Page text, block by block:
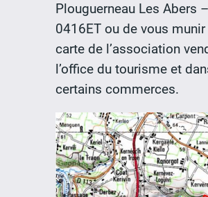
Plouguerneau Les Abers
0416ET ou de vous
carte de l’association
l’office du tourisme et
certains commerces.